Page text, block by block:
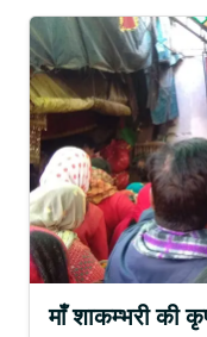
माँ शाकम्भरी की